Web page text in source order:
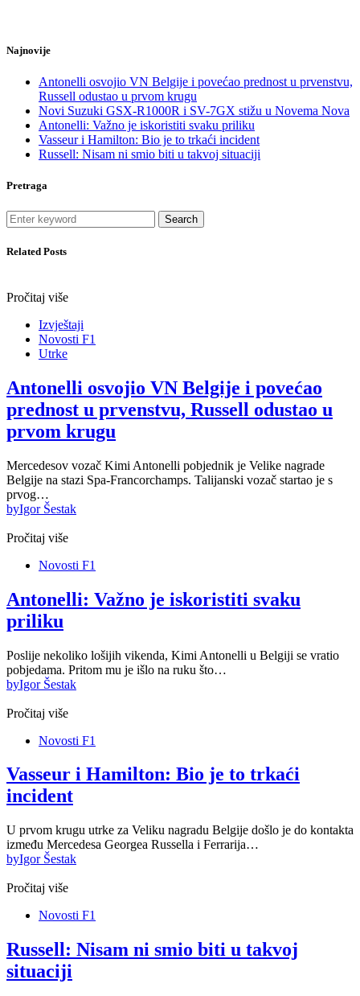
Najnovije
Antonelli osvojio VN Belgije i povećao prednost u prvenstvu,
Russell odustao u prvom krugu
Novi Suzuki GSX-R1000R i SV-7GX stižu u Novema Nova
Antonelli: Važno je iskoristiti svaku priliku
Vasseur i Hamilton: Bio je to trkaći incident
Russell: Nisam ni smio biti u takvoj situaciji
Pretraga
Search
Related Posts
Pročitaj više
Izvještaji
Novosti F1
Utrke
Antonelli osvojio VN Belgije i povećao
prednost u prvenstvu, Russell odustao u
prvom krugu
Mercedesov vozač Kimi Antonelli pobjednik je Velike nagrade
Belgije na stazi Spa-Francorchamps. Talijanski vozač startao je s
prvog…
byIgor Šestak
Pročitaj više
Novosti F1
Antonelli: Važno je iskoristiti svaku
priliku
Poslije nekoliko lošijih vikenda, Kimi Antonelli u Belgiji se vratio
pobjedama. Pritom mu je išlo na ruku što…
byIgor Šestak
Pročitaj više
Novosti F1
Vasseur i Hamilton: Bio je to trkaći
incident
U prvom krugu utrke za Veliku nagradu Belgije došlo je do kontakta
između Mercedesa Georgea Russella i Ferrarija…
byIgor Šestak
Pročitaj više
Novosti F1
Russell: Nisam ni smio biti u takvoj
situaciji